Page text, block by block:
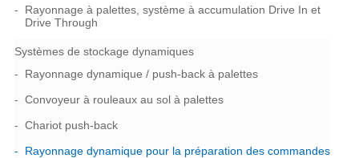
Rayonnage à palettes, système à accumulation Drive In et
Drive Through
Systèmes de stockage dynamiques
Rayonnage dynamique / push-back à palettes
Convoyeur à rouleaux au sol à palettes
Chariot push-back
Rayonnage dynamique pour la préparation des commandes